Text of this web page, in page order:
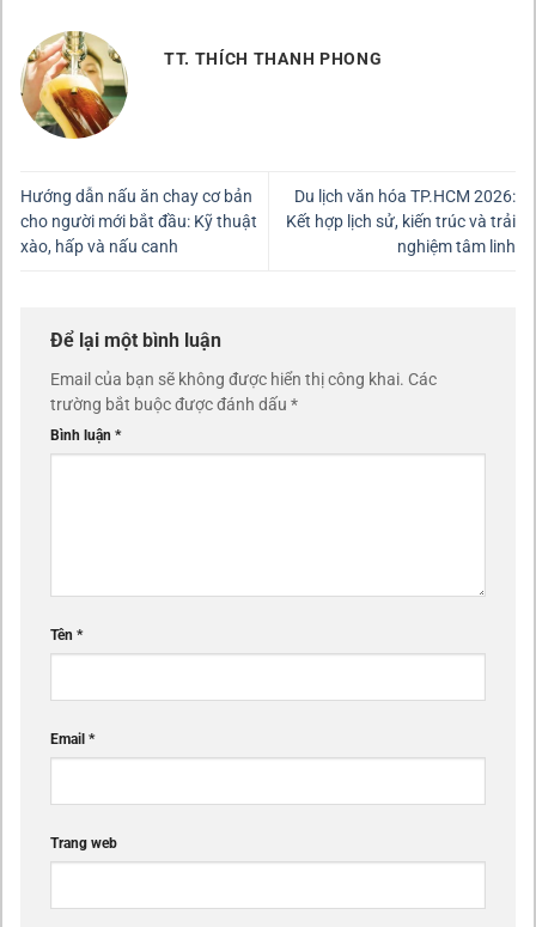
TT. THÍCH THANH PHONG
Hướng dẫn nấu ăn chay cơ bản
cho người mới bắt đầu: Kỹ thuật
xào, hấp và nấu canh
Du lịch văn hóa TP.HCM 2026:
Kết hợp lịch sử, kiến trúc và trải
nghiệm tâm linh
Để lại một bình luận
Email của bạn sẽ không được hiển thị công khai. Các
trường bắt buộc được đánh dấu *
Bình luận *
Tên *
Email *
Trang web